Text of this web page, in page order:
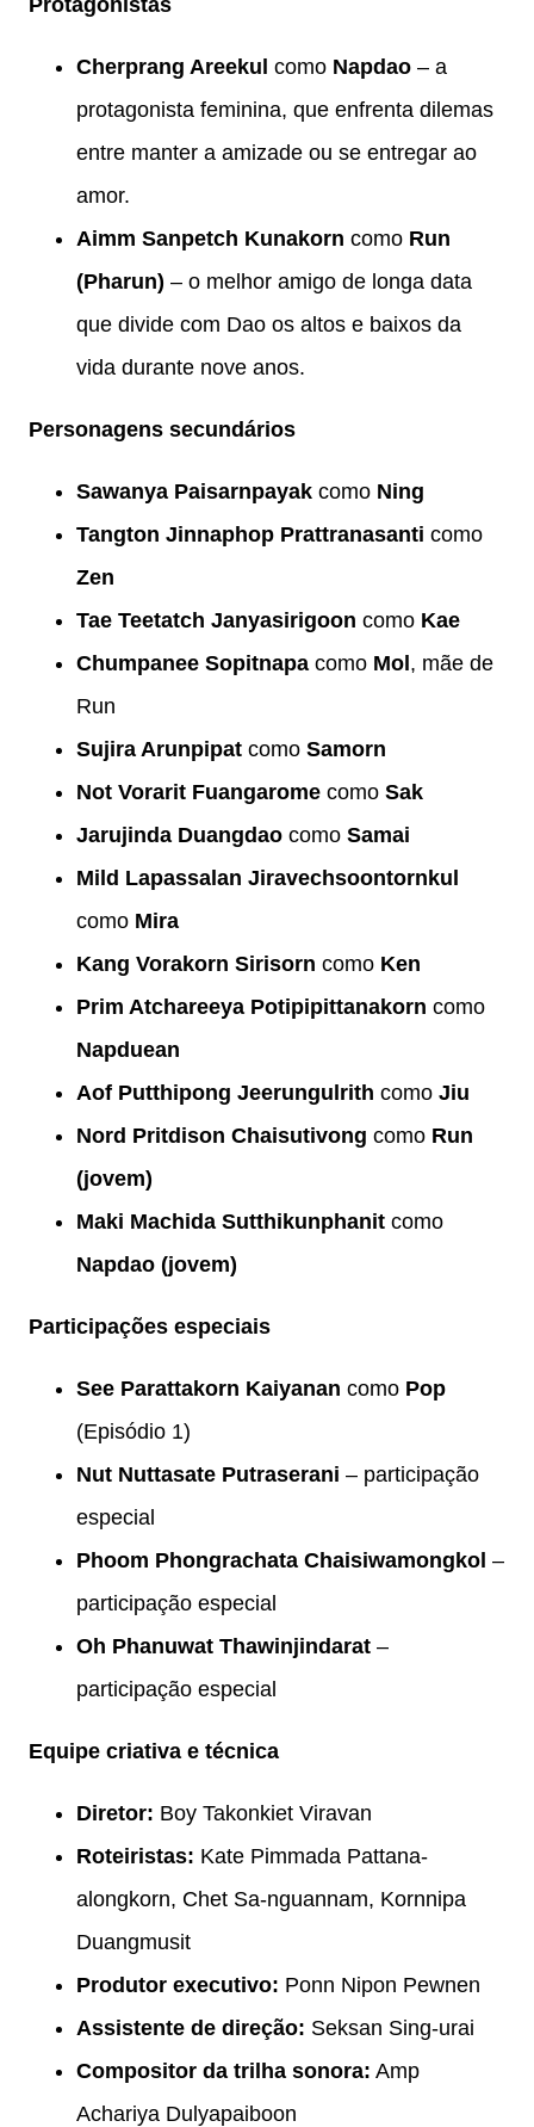
Cherprang Areekul como Napdao – a
protagonista feminina, que enfrenta dilemas
entre manter a amizade ou se entregar ao
amor.
Aimm Sanpetch Kunakorn como Run
(Pharun) – o melhor amigo de longa data
que divide com Dao os altos e baixos da
vida durante nove anos.
Personagens secundários
Sawanya Paisarnpayak como Ning
Tangton Jinnaphop Prattranasanti como
Zen
Tae Teetatch Janyasirigoon como Kae
Chumpanee Sopitnapa como Mol, mãe de
Run
Sujira Arunpipat como Samorn
Not Vorarit Fuangarome como Sak
Jarujinda Duangdao como Samai
Mild Lapassalan Jiravechsoontornkul
como Mira
Kang Vorakorn Sirisorn como Ken
Prim Atchareeya Potipipittanakorn como
Napduean
Aof Putthipong Jeerungulrith como Jiu
Nord Pritdison Chaisutivong como Run
(jovem)
Maki Machida Sutthikunphanit como
Napdao (jovem)
Participações especiais
See Parattakorn Kaiyanan como Pop
(Episódio 1)
Nut Nuttasate Putraserani – participação
especial
Phoom Phongrachata Chaisiwamongkol –
participação especial
Oh Phanuwat Thawinjindarat –
participação especial
Equipe criativa e técnica
Diretor: Boy Takonkiet Viravan
Roteiristas: Kate Pimmada Pattana-
alongkorn, Chet Sa-nguannam, Kornnipa
Duangmusit
Produtor executivo: Ponn Nipon Pewnen
Assistente de direção: Seksan Sing-urai
Compositor da trilha sonora: Amp
Achariya Dulyapaiboon